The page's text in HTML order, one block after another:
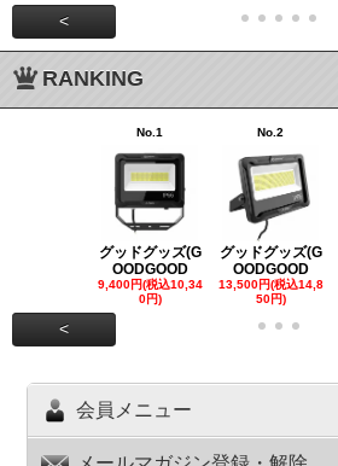
<
RANKING
No.1
グッドグッズ(G
OODGOOD
9,400円(税込10,34
0円)
No.2
グッドグッズ(G
OODGOOD
13,500円(税込14,8
50円)
<
会員メニュー